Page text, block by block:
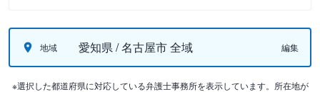
地域 愛知県 / 名古屋市 全域 編集
※選択した都道府県に対応している弁護士事務所を表示しています。所在地が